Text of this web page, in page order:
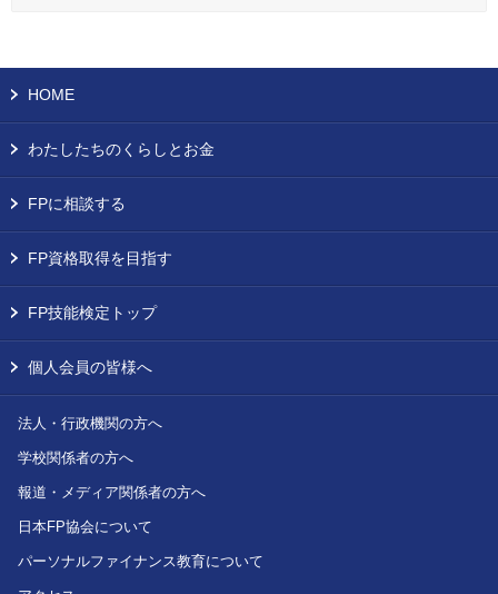
HOME
わたしたちのくらしとお金
FPに相談する
FP資格取得を目指す
FP技能検定トップ
個人会員の皆様へ
法人・行政機関の方へ
学校関係者の方へ
報道・メディア関係者の方へ
日本FP協会について
パーソナルファイナンス教育について